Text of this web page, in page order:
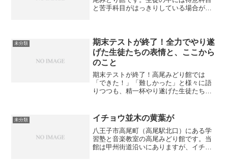
と苦手科目がはっきりしている場合があ
手科目に取り組んでいる時...
未分類
期末テストが終了！全力でやり遂
げた生徒たちの表情と、ここから
のこと
期末テストが終了！高尾みどり館では
「できた！」「難しかった」と様々に語
りつつも、精一杯やり遂げた生徒たちの
返却されるテスト結果のホームページ報
告についてお伝えします。
未分類 イチョウ並木の黄葉が
八王子市高尾町（高尾駅北口）にある学
習塾と音楽教室の高尾みどり館です。当
館は甲州街道沿いにありますが、イチョ